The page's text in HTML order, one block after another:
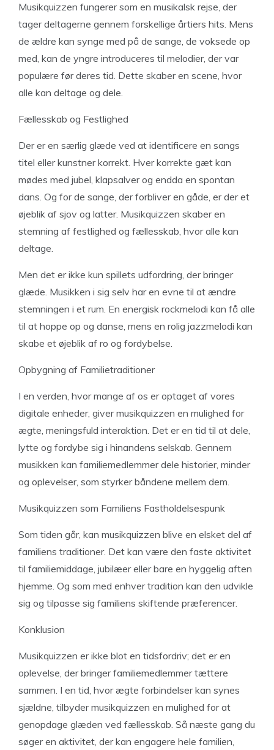
Musikquizzen fungerer som en musikalsk rejse, der
tager deltagerne gennem forskellige årtiers hits. Mens
de ældre kan synge med på de sange, de voksede op
med, kan de yngre introduceres til melodier, der var
populære før deres tid. Dette skaber en scene, hvor
alle kan deltage og dele.
Fællesskab og Festlighed
Der er en særlig glæde ved at identificere en sangs
titel eller kunstner korrekt. Hver korrekte gæt kan
mødes med jubel, klapsalver og endda en spontan
dans. Og for de sange, der forbliver en gåde, er der et
øjeblik af sjov og latter. Musikquizzen skaber en
stemning af festlighed og fællesskab, hvor alle kan
deltage.
Men det er ikke kun spillets udfordring, der bringer
glæde. Musikken i sig selv har en evne til at ændre
stemningen i et rum. En energisk rockmelodi kan få alle
til at hoppe op og danse, mens en rolig jazzmelodi kan
skabe et øjeblik af ro og fordybelse.
Opbygning af Familietraditioner
I en verden, hvor mange af os er optaget af vores
digitale enheder, giver musikquizzen en mulighed for
ægte, meningsfuld interaktion. Det er en tid til at dele,
lytte og fordybe sig i hinandens selskab. Gennem
musikken kan familiemedlemmer dele historier, minder
og oplevelser, som styrker båndene mellem dem.
Musikquizzen som Familiens Fastholdelsespunk
Som tiden går, kan musikquizzen blive en elsket del af
familiens traditioner. Det kan være den faste aktivitet
til familiemiddage, jubilæer eller bare en hyggelig aften
hjemme. Og som med enhver tradition kan den udvikle
sig og tilpasse sig familiens skiftende præferencer.
Konklusion
Musikquizzen er ikke blot en tidsfordriv; det er en
oplevelse, der bringer familiemedlemmer tættere
sammen. I en tid, hvor ægte forbindelser kan synes
sjældne, tilbyder musikquizzen en mulighed for at
genopdage glæden ved fællesskab. Så næste gang du
søger en aktivitet, der kan engagere hele familien,